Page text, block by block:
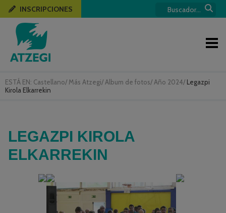
ESTÁ EN: Castellano/ Más Atzegi/ Album de fotos/ Año 2024/ Legazpi
Kirola Elkarrekin
INSCRIPCIONES
LEGAZPI KIROLA
ELKARREKIN